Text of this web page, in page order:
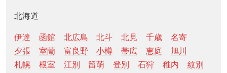
北海道
伊達 函館 北広島 北斗 北見 千歳
名寄
夕張
室蘭 富良野 小樽 帯広 恵庭
旭川
札幌
根室 江別 留萌 登別 石狩 稚内
紋別